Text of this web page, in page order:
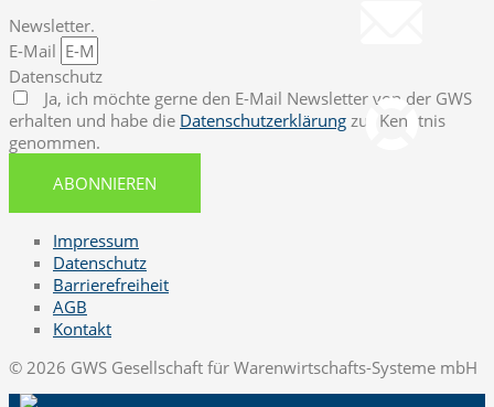
Newsletter.
E-Mail
Datenschutz
Ja, ich möchte gerne den E-Mail Newsletter von der GWS
erhalten und habe die Datenschutzerklärung zur Kenntnis
genommen.
ABONNIEREN
Impressum
Datenschutz
Barrierefreiheit
AGB
Kontakt
© 2026 GWS Gesellschaft für Warenwirtschafts-Systeme mbH